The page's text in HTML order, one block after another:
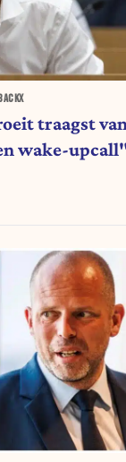
traagst van
wake-